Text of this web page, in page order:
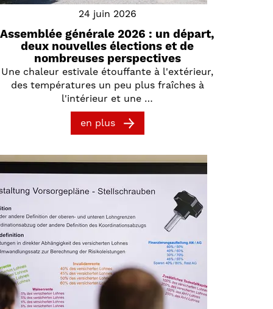
24 juin 2026
Assemblée générale 2026 : un départ,
deux nouvelles élections et de
nombreuses perspectives
Une chaleur estivale étouffante à l'extérieur,
des températures un peu plus fraîches à
l'intérieur et une …
en plus